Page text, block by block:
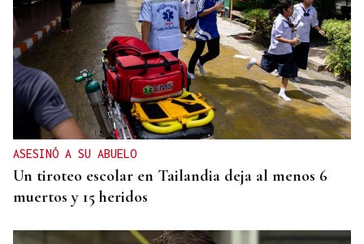
ASESINÓ A SU ABUELO
Un tiroteo escolar en Tailandia deja al menos 6
muertos y 15 heridos